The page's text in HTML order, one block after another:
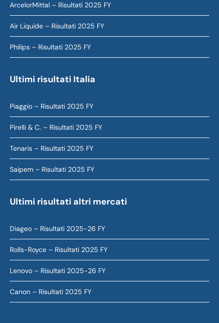
ArcelorMittal – Risultati 2025 FY
Air Liquide – Risultati 2025 FY
Philips – Risultati 2025 FY
Ultimi risultati Italia
Piaggio – Risultati 2025 FY
Pirelli & C. – Risultati 2025 FY
Tenaris – Risultati 2025 FY
Saipem – Risultati 2025 FY
Ultimi risultati altri mercati
Diageo – Risultati 2025-26 FY
Rolls-Royce – Risultati 2025 FY
Lenovo – Risultati 2025-26 FY
Canon – Risultati 2025 FY